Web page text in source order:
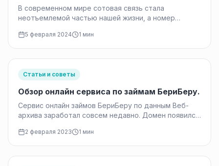
В современном мире сотовая связь стала
неотъемлемой частью нашей жизни, а номер
5 февраля 2024 1 мин
Статьи и советы
Обзор онлайн сервиса по займам БериБеру.
Сервис онлайн займов БериБеру по данным Веб-
архива заработал совсем недавно. Домен появился
2 февраля 2023 1 мин